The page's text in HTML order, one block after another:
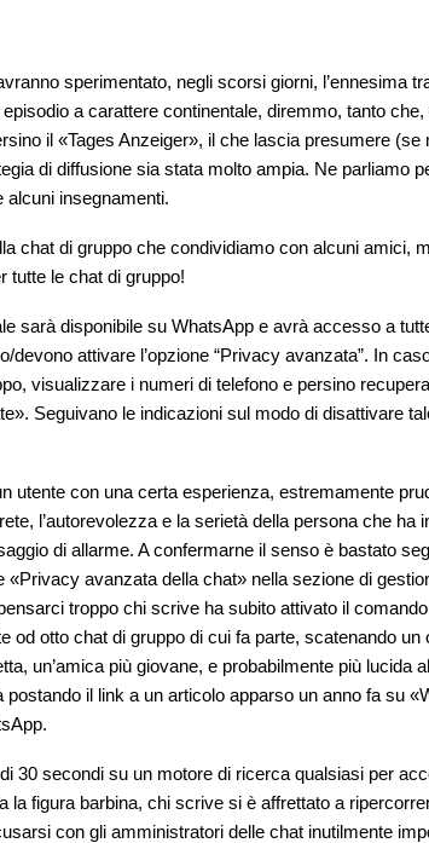
sperimentato, negli scorsi giorni, l’ennesima
a carattere continentale, diremmo, tanto
il «Tages Anzeiger», il che lascia presumere (se
di diffusione sia stata molto ampia. Ne parliamo
insegnamenti.
chat di gruppo che condividiamo con alcuni amici,
tutte le chat di gruppo!
sarà disponibile su WhatsApp e avrà accesso a
attivare l’opzione “Privacy avanzata”. In
visualizzare i numeri di telefono e persino
Seguivano le indicazioni sul modo di disattivare
utente con una certa esperienza, estremamente
l’autorevolezza e la serietà della persona che ha
di allarme. A confermarne il senso è bastato
«Privacy avanzata della chat» nella sezione di
troppo chi scrive ha subito attivato il
od otto chat di gruppo di cui fa parte, scatenando un
un’amica più giovane, e probabilmente più lucida
il link a un articolo apparso un anno fa su
30 secondi su un motore di ricerca qualsiasi per
la figura barbina, chi scrive si è affrettato a
con gli amministratori delle chat inutilmente